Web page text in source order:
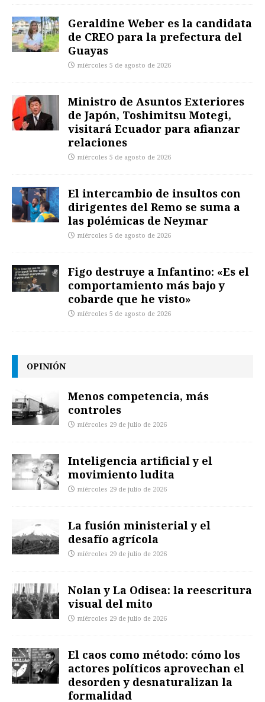
Geraldine Weber es la candidata
de CREO para la prefectura del
Guayas
miércoles 5 de agosto de 2026
Ministro de Asuntos Exteriores
de Japón, Toshimitsu Motegi,
visitará Ecuador para afianzar
relaciones
miércoles 5 de agosto de 2026
El intercambio de insultos con
dirigentes del Remo se suma a
las polémicas de Neymar
miércoles 5 de agosto de 2026
Figo destruye a Infantino: «Es el
comportamiento más bajo y
cobarde que he visto»
miércoles 5 de agosto de 2026
OPINIÓN
Menos competencia, más
controles
miércoles 29 de julio de 2026
Inteligencia artificial y el
movimiento ludita
miércoles 29 de julio de 2026
La fusión ministerial y el
desafío agrícola
miércoles 29 de julio de 2026
Nolan y La Odisea: la reescritura
visual del mito
miércoles 29 de julio de 2026
El caos como método: cómo los
actores políticos aprovechan el
desorden y desnaturalizan la
formalidad